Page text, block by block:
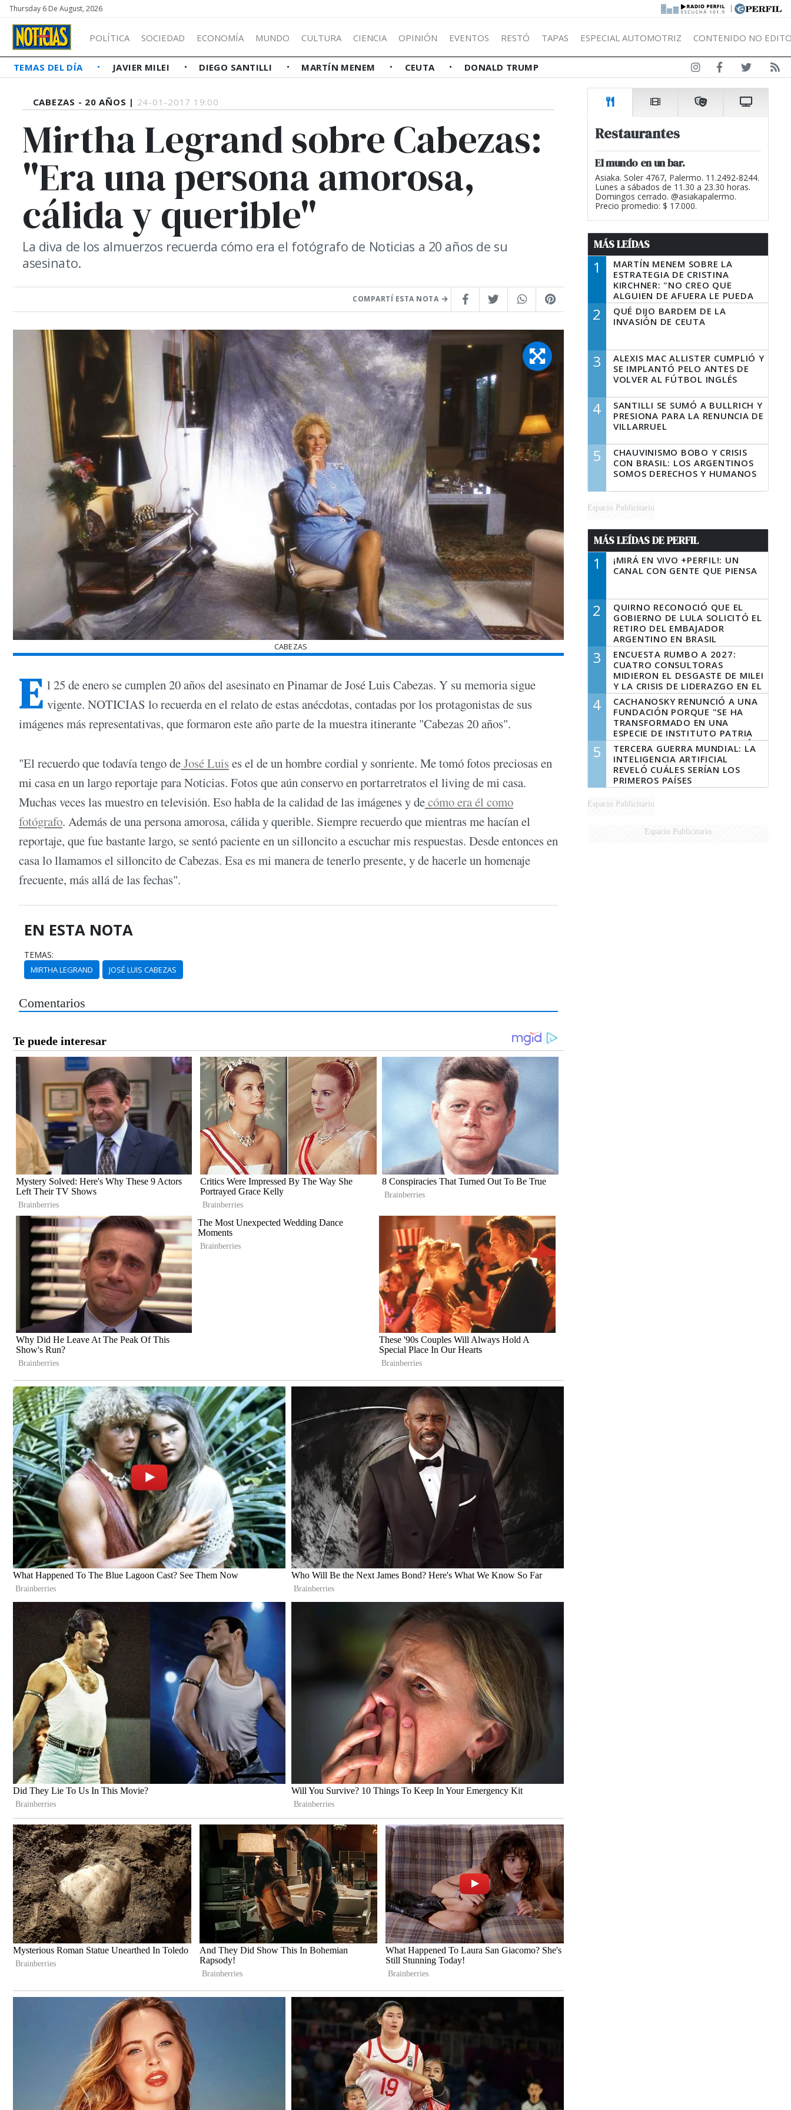
Thursday 6 De August, 2026 |
POLÍTICA SOCIEDAD ECONOMÍA MUNDO CULTURA CIENCIA OPINIÓN EVENTOS RESTÓ TAPAS ESPECIAL AUTOMOTRIZ CONTENIDO NO
TEMAS DEL DÍA JAVIER MILEI DIEGO SANTILLI MARTÍN MENEM CEUTA DONALD TRUMP
CABEZAS - 20 AÑOS | 24-01-2017 19:00
Mirtha Legrand sobre Cabezas:
"Era una persona amorosa,
cálida y querible"
La diva de los almuerzos recuerda cómo era el fotógrafo de Noticias a 20 años de su
asesinato.
COMPARTÍ ESTA NOTA
CABEZAS
E l 25 de enero se cumplen 20 años del asesinato en Pinamar de José Luis Cabezas. Y su memoria sigue
vigente. NOTICIAS lo recuerda en el relato de estas anécdotas, contadas por los protagonistas de sus
imágenes más representativas, que formaron este año parte de la muestra itinerante "Cabezas 20 años".
"El recuerdo que todavía tengo deJosé Luis es el de un hombre cordial y sonriente. Me tomó fotos preciosas en
mi casa en un largo reportaje para Noticias. Fotos que aún conservo en portarretratos el living de mi casa.
Muchas veces las muestro en televisión. Eso habla de la calidad de las imágenes y decómo era él como
fotógrafo. Además de una persona amorosa, cálida y querible. Siempre recuerdo que mientras me hacían el
reportaje, que fue bastante largo, se sentó paciente en un silloncito a escuchar mis respuestas. Desde entonces en
casa lo llamamos el silloncito de Cabezas. Esa es mi manera de tenerlo presente, y de hacerle un homenaje
frecuente, más allá de las fechas".
EN ESTA NOTA
TEMAS:
MIRTHA LEGRAND JOSÉ LUIS CABEZAS
Comentarios
Restaurantes
El mundo en un bar.
Asiaka. Soler 4767, Palermo. 11.2492-8244.
Lunes a sábados de 11.30 a 23.30 horas.
Domingos cerrado. @asiakapalermo.
Precio promedio: $ 17.000.
MÁS LEÍDAS
1
MARTÍN MENEM SOBRE LA
ESTRATEGIA DE CRISTINA
KIRCHNER: "NO CREO QUE
ALGUIEN DE AFUERA LE PUEDA
DECIR A LA JUSTICIA LO QUE
TIENE QUE HACER"
2
QUÉ DIJO BARDEM DE LA
INVASIÓN DE CEUTA
3
ALEXIS MAC ALLISTER CUMPLIÓ Y
SE IMPLANTÓ PELO ANTES DE
VOLVER AL FÚTBOL INGLÉS
4
SANTILLI SE SUMÓ A BULLRICH Y
PRESIONA PARA LA RENUNCIA DE
VILLARRUEL
5
CHAUVINISMO BOBO Y CRISIS
CON BRASIL: LOS ARGENTINOS
SOMOS DERECHOS Y HUMANOS
Espacio Publicitario
MÁS LEÍDAS DE PERFIL
1
¡MIRÁ EN VIVO +PERFIL!: UN
CANAL CON GENTE QUE PIENSA
2
QUIRNO RECONOCIÓ QUE EL
GOBIERNO DE LULA SOLICITÓ EL
RETIRO DEL EMBAJADOR
ARGENTINO EN BRASIL
3
ENCUESTA RUMBO A 2027:
CUATRO CONSULTORAS
MIDIERON EL DESGASTE DE MILEI
Y LA CRISIS DE LIDERAZGO EN EL
PERONISMO
4
CACHANOSKY RENUNCIÓ A UNA
FUNDACIÓN PORQUE "SE HA
TRANSFORMADO EN UNA
ESPECIE DE INSTITUTO PATRIA
INCONDICIONAL DE LA GESTIÓN
DE MILEI"
5
TERCERA GUERRA MUNDIAL: LA
INTELIGENCIA ARTIFICIAL
REVELÓ CUÁLES SERÍAN LOS
PRIMEROS PAÍSES
LATINOAMERICANOS EN SER
DERROTADOS
Espacio Publicitario
Espacio Publicitario